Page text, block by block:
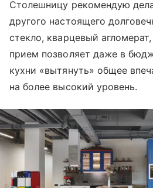
Столешницу рекомендую
другого настоящего
стекло, кварцевый
прием позволяет даже в
кухни «вытянуть» общее
на более высокий уровень.